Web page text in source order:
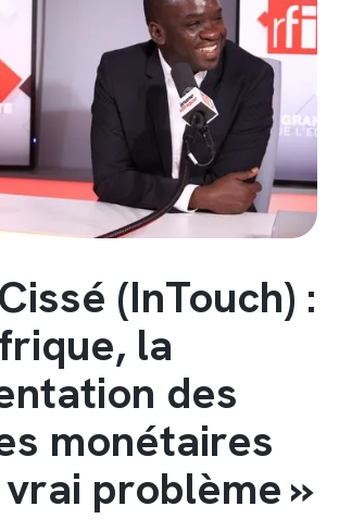
(InTouch) :
la
des
monétaires
problème »